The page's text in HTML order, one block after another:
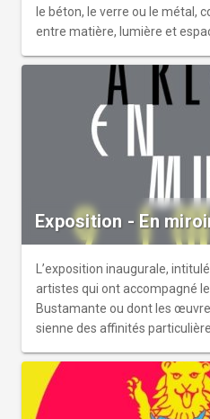
le béton, le verre ou le métal,
entre matière, lumière et
parfois les frontières entre réel
Exposition - En
L’exposition inaugurale,
artistes qui ont accompagné
Bustamante ou dont les
sienne des affinités
composent un récit sensible
et de complicités. À travers
cartographie des relations qui